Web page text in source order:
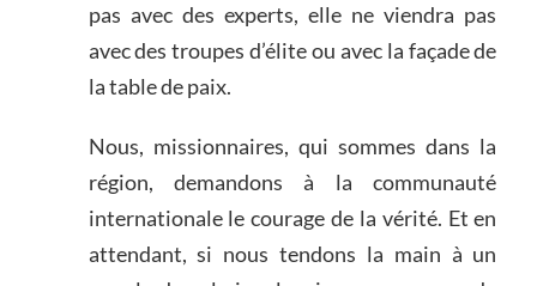
pas avec des experts, elle ne viendra pas
avec des troupes d’élite ou avec la façade de
la table de paix.
Nous, missionnaires, qui sommes dans la
région, demandons à la communauté
internationale le courage de la vérité. Et en
attendant, si nous tendons la main à un